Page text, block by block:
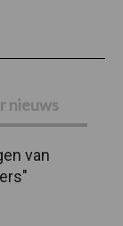
nieuws
van